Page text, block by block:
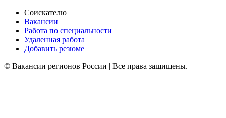
Соискателю
Вакансии
Работа по специальности
Удаленная работа
Добавить резюме
© Вакансии регионов России | Все права защищены.